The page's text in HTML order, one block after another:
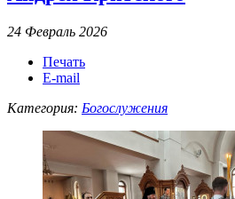
24 Февраль 2026
Печать
E-mail
Категория: Богослужения